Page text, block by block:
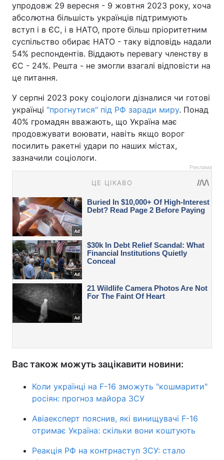
упродовж 29 вересня - 9 жовтня 2023 року, хоча
абсолютна більшість українців підтримують
вступ і в ЄС, і в НАТО, проте більш пріоритетним
суспільство обирає НАТО - таку відповідь надали
54% респондентів. Віддають перевагу членству в
ЄС - 24%. Решта - не змогли взагалі відповісти на
це питання.
У серпні 2023 року соціологи дізналися чи готові
українці "прогнутися" під РФ заради миру. Понад
40% громадян вважають, що Україна має
продовжувати воювати, навіть якщо ворог
посилить ракетні удари по наших містах,
зазначили соціологи.
Реклама
Вас також можуть зацікавити новини:
Коли українці на F-16 зможуть "кошмарити"
росіян: прогноз майора ЗСУ
Авіаексперт пояснив, які винищувачі F-16
отримає Україна: скільки вони коштують
Реакція РФ на контрнаступ ЗСУ: стало